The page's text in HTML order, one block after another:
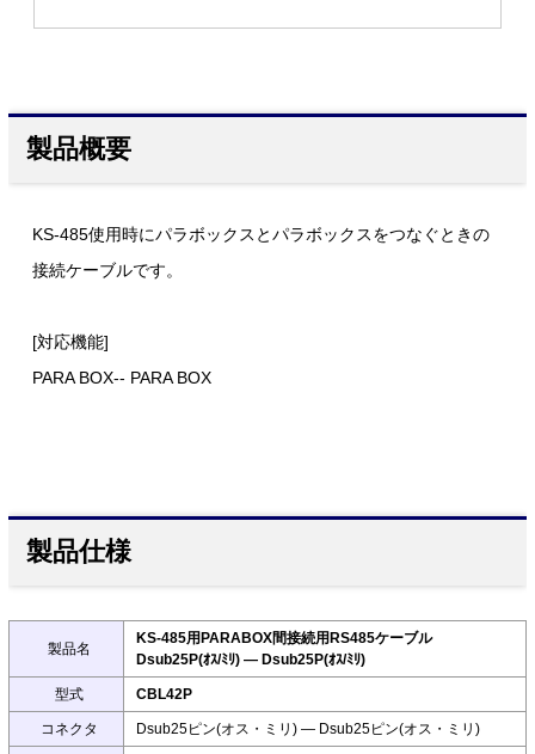
製品概要
KS-485使用時にパラボックスとパラボックスをつなぐときの
接続ケーブルです。
[対応機能]
PARA BOX-- PARA BOX
製品仕様
製品名
KS-485用PARABOX間接続用RS485ケーブル
Dsub25P(ｵｽ/ﾐﾘ) ― Dsub25P(ｵｽ/ﾐﾘ)
型式 CBL42P
コネクタ Dsub25ピン(オス・ミリ) ― Dsub25ピン(オス・ミリ)